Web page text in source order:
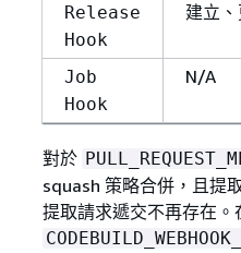
Release
Hook
建立
Job
Hook
N/A
對於
squash 策略合併，且提
提取請求遞交不再存在。